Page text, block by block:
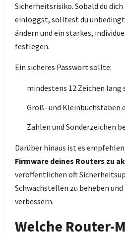
Sicherheitsrisiko. Sobald du
einloggst, solltest du
ändern und ein starkes,
festlegen.
Ein sicheres Passwort sollte:
mindestens 12 Zeichen lang
Groß- und Kleinbuchstaben
Zahlen und Sonderzeichen
Darüber hinaus ist es
Firmware deines Routers zu
veröffentlichen oft
Schwachstellen zu beheben
verbessern.
Welche Router-